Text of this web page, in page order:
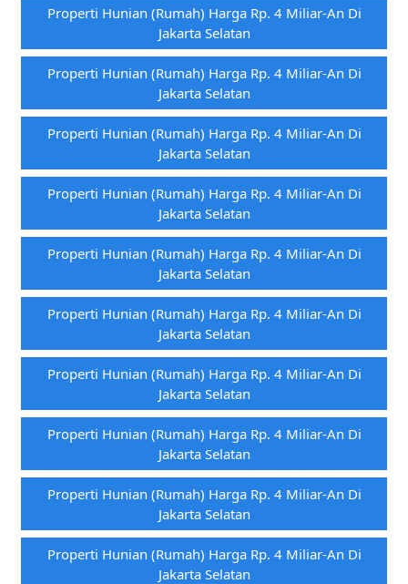
Properti Hunian (rumah) Harga Rp. 4 Miliar-An Di
Jakarta Selatan
Properti Hunian (rumah) Harga Rp. 4 Miliar-An Di
Jakarta Selatan
Properti Hunian (rumah) Harga Rp. 4 Miliar-An Di
Jakarta Selatan
Properti Hunian (rumah) Harga Rp. 4 Miliar-An Di
Jakarta Selatan
Properti Hunian (rumah) Harga Rp. 4 Miliar-An Di
Jakarta Selatan
Properti Hunian (rumah) Harga Rp. 4 Miliar-An Di
Jakarta Selatan
Properti Hunian (rumah) Harga Rp. 4 Miliar-An Di
Jakarta Selatan
Properti Hunian (rumah) Harga Rp. 4 Miliar-An Di
Jakarta Selatan
Properti Hunian (rumah) Harga Rp. 4 Miliar-An Di
Jakarta Selatan
Properti Hunian (rumah) Harga Rp. 4 Miliar-An Di
Jakarta Selatan